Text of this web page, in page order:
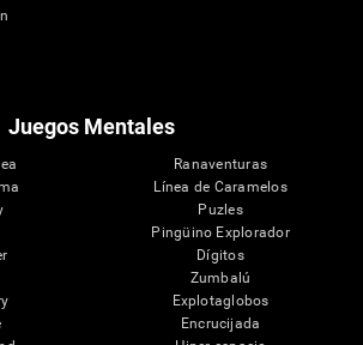
Juegos Mentales
Ranaventuras
Línea de Caramelos
Puzles
Pingüino Explorador
Dígitos
Zumbalú
Explotaglobos
Encrucijada